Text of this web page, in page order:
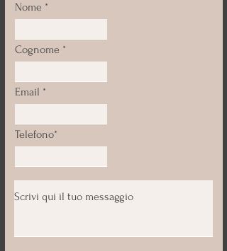
Nome
Cognome
Email
Telefono*